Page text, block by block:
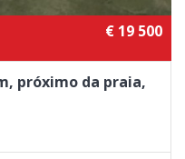
€ 19 500
próximo da praia,